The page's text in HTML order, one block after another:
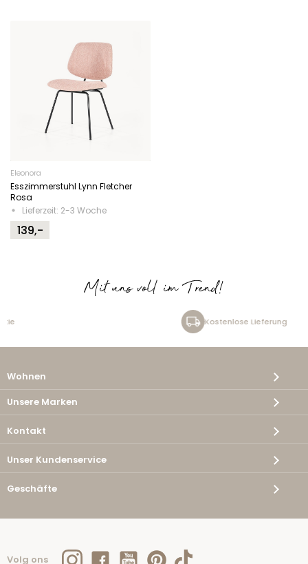
Eleonora
Esszimmerstuhl Lynn Fletcher
Rosa
Lieferzeit: 2-3 Woche
139,-
Mit uns voll im Trend!
Kostenlose Lieferung
Wohnen
Unsere Marken
Kontakt
Unser Kundenservice
Geschäfte
Volg ons